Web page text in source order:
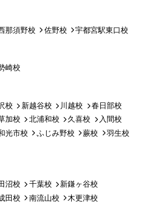
那須野校 佐野校 宇都宮駅東口校
崎校
校 新越谷校 川越校
春日部校
加校 北浦和校 久喜校
入間校
光市校 ふじみ野校 蕨校
羽生校
沼校 千葉校
新鎌ヶ谷校
田校 南流山校
木更津校